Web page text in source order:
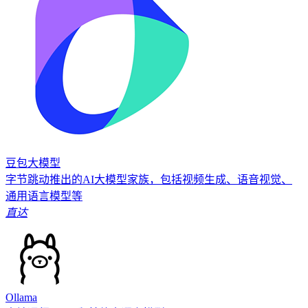
豆包大模型
字节跳动推出的AI大模型家族，包括视频生成、语音视觉、
通用语言模型等
直达
Ollama